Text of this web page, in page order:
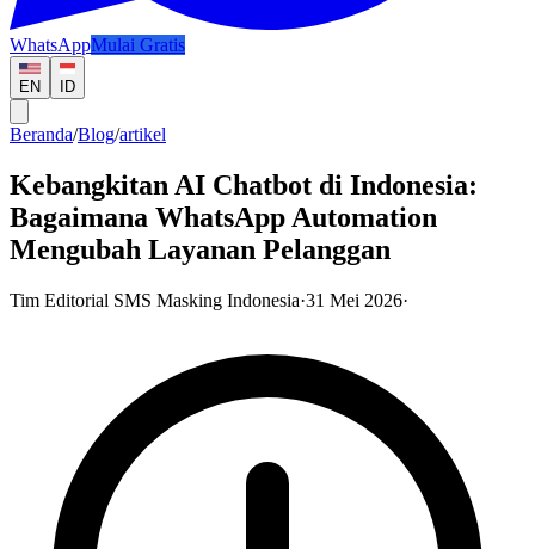
WhatsAppMulai Gratis
EN ID
Beranda/Blog/artikel
Kebangkitan AI Chatbot di Indonesia:
Bagaimana WhatsApp Automation
Mengubah Layanan Pelanggan
Tim Editorial SMS Masking Indonesia·31 Mei 2026·